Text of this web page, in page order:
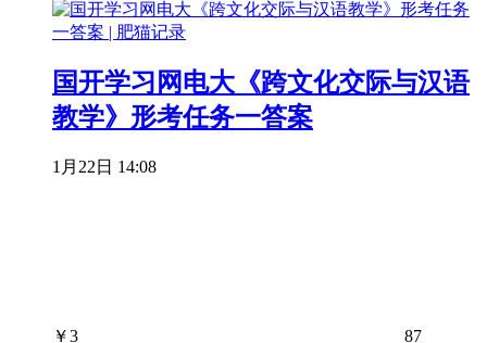
国开学习网电大《跨文化交际与汉语
教学》形考任务一答案
1月22日 14:08
￥3 87